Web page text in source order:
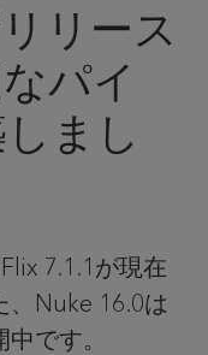
リース
パイ
まし
7.1.1が現在
、Nuke 16.0は
です。